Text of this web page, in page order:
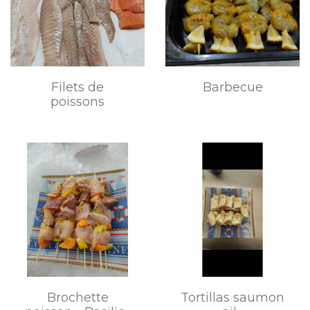
Filets de
poissons
Barbecue
Brochette
Tortillas saumon